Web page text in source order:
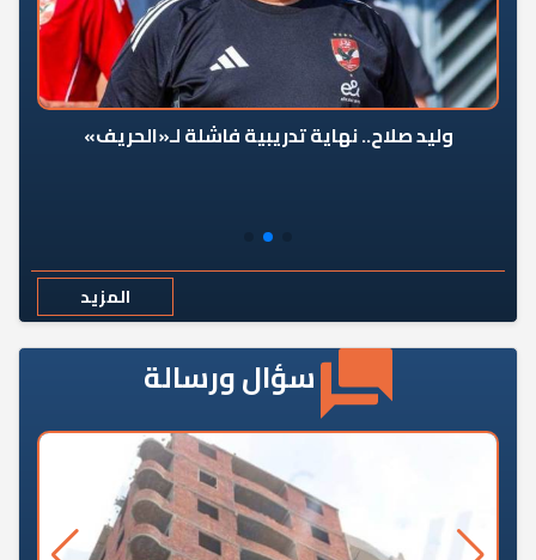
وليد صلاح.. نهاية تدريبية فاشلة لـ«الحريف»
المزيد
سؤال ورسالة